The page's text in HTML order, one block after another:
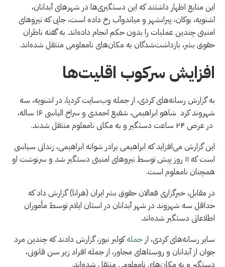
این منابع اظهار داشتند که این دستگیری‌ها در شهرهای آبدانان،
اشنویه، بوکان، پیرانشهر و میاندوآب رخ داده است، جایی که نیروهای
امنیتی چندین عملیات را بدون حکم انجام داده‌اند. به گفته ناظران
حقوق بشر، بازداشت‌شدگان به مکان‌های نامعلومی منتقل شده‌اند.
افزایش سرکوب اقلیت‌ها
به گزارش رسانه‌های کردی، از جمله وب‌سایت کردپا، در اشنویه، سه
شهروند کرد شاهو ابراهیمی، شفیع احمدی و سراج الیاسی ۱۶ ساله،
در عرض ۲۴ ساعت دستگیر و به مکانی نامعلوم منتقل شدند.
این گزارش می‌افزاید که ابراهیمی برادر شوانه ابراهیمی، زندانی سیاسی
است که ۱۱ روز پیش توسط نیروهای امنیتی دستگیر شد و سرنوشت او
همچنان نامعلوم است.
در مقابل، خبرگزاری فعالان حقوق بشر ایران (هرانا) گزارش داد که
حداقل سه شهروند در شهر آبدانان در استان ایلام توسط مأموران
اطلاعاتی دستگیر شده‌اند.
سایر رسانه‌های کردی، ازجملهکولبر نیوز، گزارش دادند که چندین مرد
جوان از آبدانان و روستاهای مجاور، از جمله افراد زیر سن قانونی،
دستگیر و به مکان‌های نامعلومی منتقل شده‌اند.